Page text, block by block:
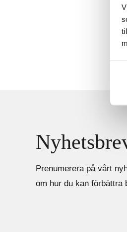
Prenumerera på vårt
om hur du kan förbättra